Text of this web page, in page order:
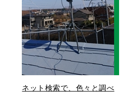
ネット検索で、色々と調べ